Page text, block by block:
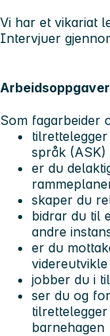
Vi har et vikariat
Intervjuer
Arbeidsoppgaver
Som fagarbeider
språk (ASK)
er du
skaper du
bidrar du til
andre
er du
jobber du i
ser du og
barnehagen